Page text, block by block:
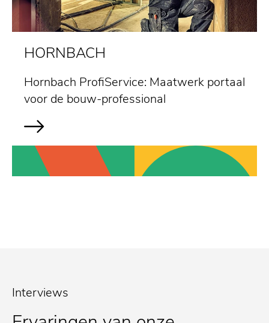
HORNBACH
Hornbach ProfiService: Maatwerk portaal
voor de bouw-professional
Interviews